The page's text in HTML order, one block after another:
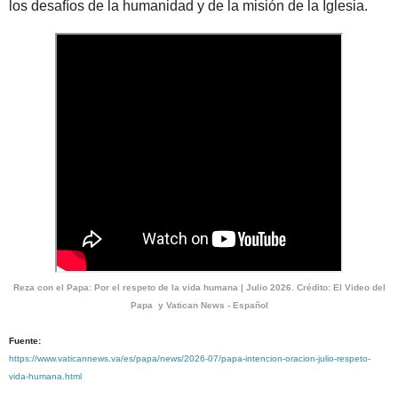
los desafíos de la humanidad y de la misión de la Iglesia.
Reza con el Papa: Por el respeto de la vida humana | Julio 2026. Crédito: El Video del
Papa y Vatican News - Español
Fuente:
https://www.vaticannews.va/es/papa/news/2026-07/papa-intencion-oracion-julio-respeto-
vida-humana.html